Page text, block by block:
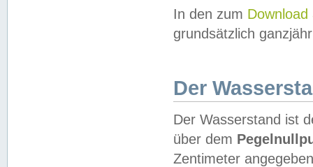
In den zum Download
grundsätzlich
Der
Der Wasserstand ist
über dem
Zentimeter